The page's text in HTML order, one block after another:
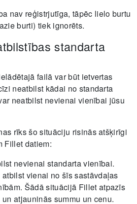
nav reģistrjutīga, tāpēc lielo burtu
burti) tiek ignorēts.
standarta
failā var būt ietvertas
neatbilst kādai no standarta
neatbilst nevienai vienībai jūsu
rīks šo situāciju risinās atšķirīgi
Fillet datiem:
nevienai standarta vienībai.
vienai no šīs sastāvdaļas
Šādā situācijā Fillet atpazīs
atjauninās summu un cenu.